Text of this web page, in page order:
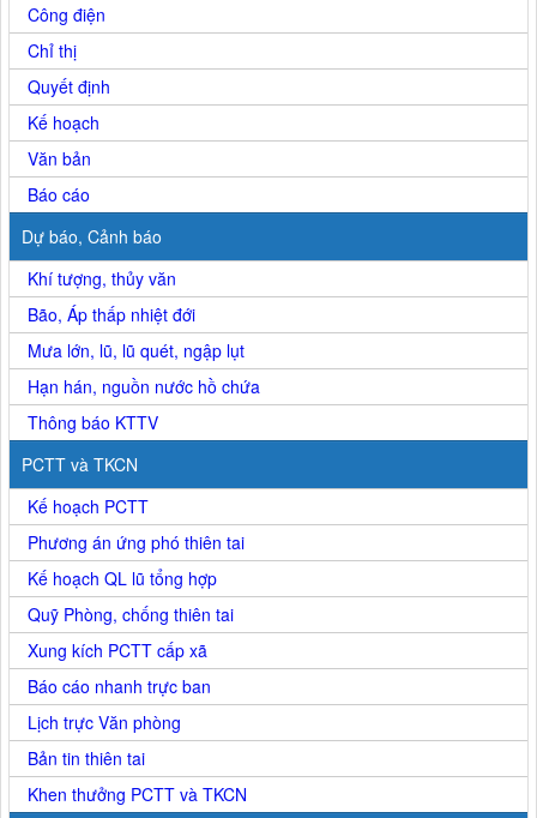
Công điện
Chỉ thị
Quyết định
Kế hoạch
Văn bản
Báo cáo
Dự báo, Cảnh báo
Khí tượng, thủy văn
Bão, Áp thấp nhiệt đới
Mưa lớn, lũ, lũ quét, ngập lụt
Hạn hán, nguồn nước hồ chứa
Thông báo KTTV
PCTT và TKCN
Kế hoạch PCTT
Phương án ứng phó thiên tai
Kế hoạch QL lũ tổng hợp
Quỹ Phòng, chống thiên tai
Xung kích PCTT cấp xã
Báo cáo nhanh trực ban
Lịch trực Văn phòng
Bản tin thiên tai
Khen thưởng PCTT và TKCN